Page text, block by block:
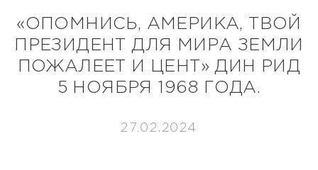
«ОПОМНИСЬ, АМЕРИКА, ТВОЙ
ПРЕЗИДЕНТ ДЛЯ МИРА ЗЕМЛИ
ПОЖАЛЕЕТ И ЦЕНТ» ДИН РИД
5 НОЯБРЯ 1968 ГОДА.
27.02.2024